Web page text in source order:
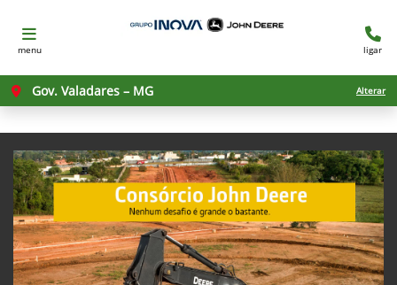
menu ligar
Gov. Valadares – MG Alterar